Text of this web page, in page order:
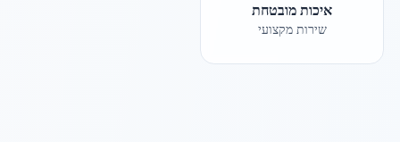
איכות מובטחת
שירות מקצועי